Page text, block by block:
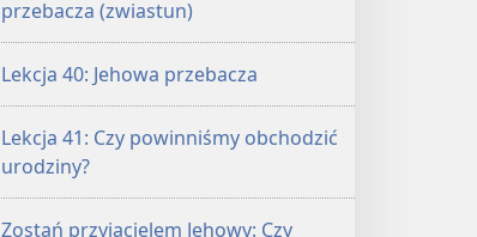
przebacza (zwiastun)
Lekcja 40: Jehowa przebacza
Lekcja 41: Czy powinniśmy obchodzić
urodziny?
Zostań przyjacielem Jehowy: Czy